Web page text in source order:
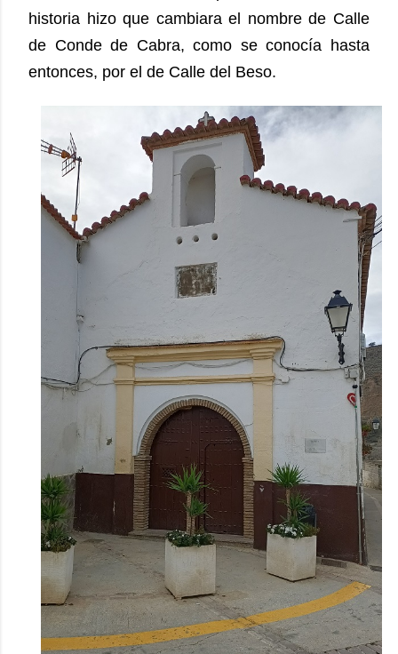
historia hizo que cambiara el nombre de Calle
de Conde de Cabra, como se conocía hasta
entonces, por el de Calle del Beso.